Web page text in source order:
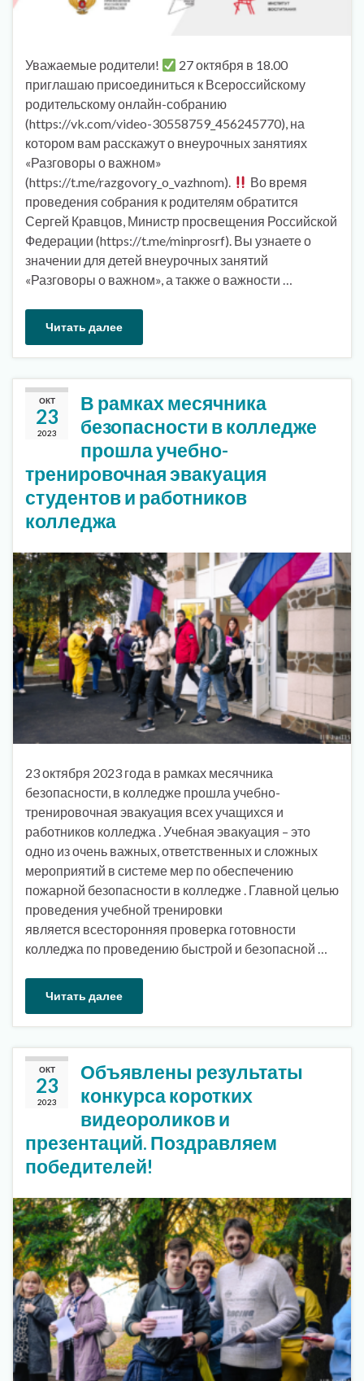
Уважаемые родители!
27 октября в 18.00
приглашаю присоединиться к Всероссийскому
родительскому онлайн-собранию
(https://vk.com/video-30558759_456245770), на
котором вам расскажут о внеурочных занятиях
«Разговоры о важном»
(https://t.me/razgovory_o_vazhnom).
Во время
проведения собрания к родителям обратится
Сергей Кравцов, Министр просвещения Российской
Федерации (https://t.me/minprosrf). Вы узнаете о
значении для детей внеурочных занятий
«Разговоры о важном», а также о важности …
Читать далее
ОКТ
23
2023
В рамках месячника
безопасности в колледже
прошла учебно-
тренировочная эвакуация
студентов и работников
колледжа
23 октября 2023 года в рамках месячника
безопасности, в колледже прошла учебно-
тренировочная эвакуация всех учащихся и
работников колледжа . Учебная эвакуация – это
одно из очень важных, ответственных и сложных
мероприятий в системе мер по обеспечению
пожарной безопасности в колледже . Главной целью
проведения учебной тренировки
является всесторонняя проверка готовности
колледжа по проведению быстрой и безопасной …
Читать далее
ОКТ
23
2023
Объявлены результаты
конкурса коротких
видеороликов и
презентаций. Поздравляем
победителей!